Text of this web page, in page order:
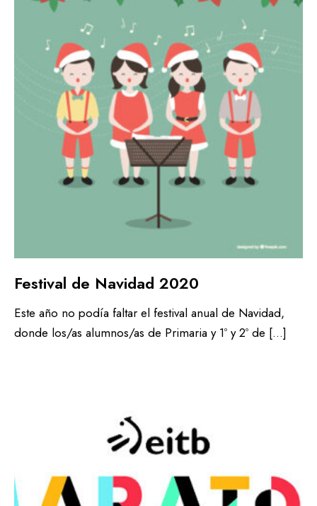
Festival de Navidad 2020
Este año no podía faltar el festival anual de Navidad,
donde los/as alumnos/as de Primaria y 1º y 2º de […]